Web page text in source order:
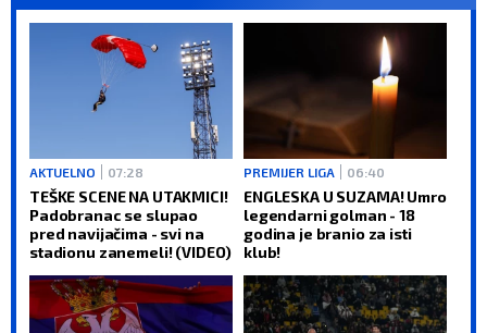
AKTUELNO 07:28
TEŠKE SCENE NA UTAKMICI!
Padobranac se slupao
pred navijačima - svi na
stadionu zanemeli! (VIDEO)
PREMIJER LIGA 06:40
ENGLESKA U SUZAMA! Umro
legendarni golman - 18
godina je branio za isti
klub!